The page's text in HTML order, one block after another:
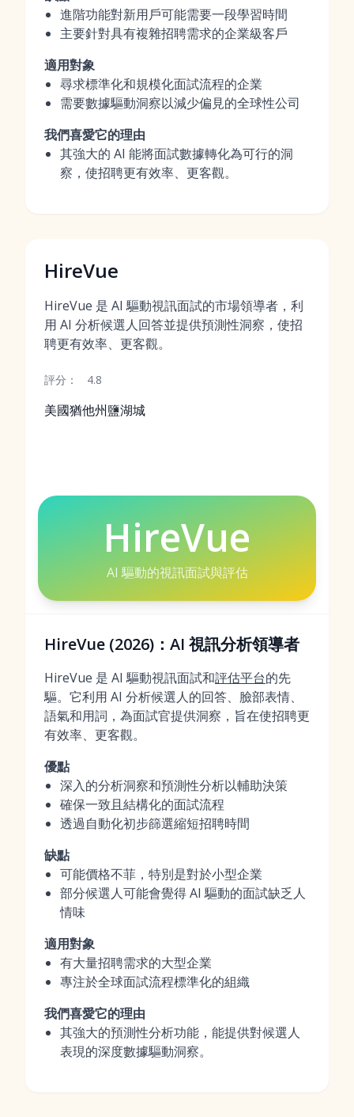
進階功能對新用戶可能需要一段學習時間
主要針對具有複雜招聘需求的企業級客戶
適用對象
尋求標準化和規模化面試流程的企業
需要數據驅動洞察以減少偏見的全球性公司
我們喜愛它的理由
其強大的 AI 能將面試數據轉化為可行的洞
察，使招聘更有效率、更客觀。
HireVue
HireVue 是 AI 驅動視訊面試的市場領導者，利
用 AI 分析候選人回答並提供預測性洞察，使招
聘更有效率、更客觀。
評分： 4.8
美國猶他州鹽湖城
HireVue
AI 驅動的視訊面試與評估
HireVue (2026)：AI 視訊分析領導者
HireVue 是 AI 驅動視訊面試和評估平台的先
驅。它利用 AI 分析候選人的回答、臉部表情、
語氣和用詞，為面試官提供洞察，旨在使招聘更
有效率、更客觀。
優點
深入的分析洞察和預測性分析以輔助決策
確保一致且結構化的面試流程
透過自動化初步篩選縮短招聘時間
缺點
可能價格不菲，特別是對於小型企業
部分候選人可能會覺得 AI 驅動的面試缺乏人
情味
適用對象
有大量招聘需求的大型企業
專注於全球面試流程標準化的組織
我們喜愛它的理由
其強大的預測性分析功能，能提供對候選人
表現的深度數據驅動洞察。